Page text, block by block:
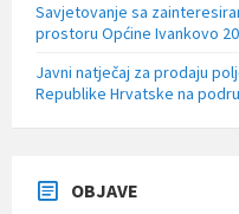
Savjetovanje sa
prostoru Općine Ivankovo
Javni natječaj za prodaju
Republike Hrvatske na
OBJAVE